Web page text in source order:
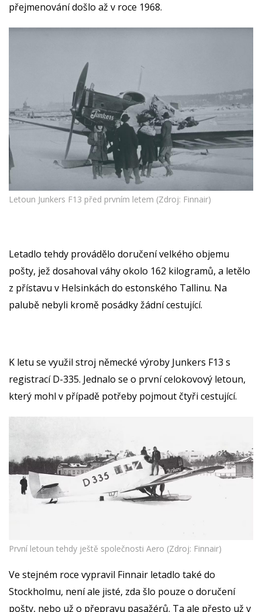
přejmenování došlo až v roce 1968.
Letoun Junkers F13 před prvním letem (Zdroj: Finnair)
Letadlo tehdy provádělo doručení velkého objemu
pošty, jež dosahoval váhy okolo 162 kilogramů, a letělo
z přístavu v Helsinkách do estonského Tallinu. Na
palubě nebyli kromě posádky žádní cestující.
K letu se využil stroj německé výroby Junkers F13 s
registrací D-335. Jednalo se o první celokovový letoun,
který mohl v případě potřeby pojmout čtyři cestující.
První letoun tehdy ještě společnosti Aero (Zdroj: Finnair)
Ve stejném roce vypravil Finnair letadlo také do
Stockholmu, není ale jisté, zda šlo pouze o doručení
pošty, nebo už o přepravu pasažérů. Ta ale přesto už v